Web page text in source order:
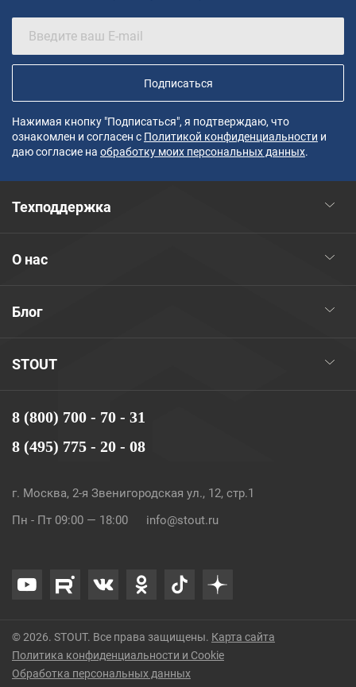
Подписаться
Нажимая кнопку "Подписаться", я подтверждаю, что
ознакомлен и согласен с Политикой конфиденциальности и
даю согласие на обработку моих персональных данных.
8 (800) 700 - 70 - 31
8 (495) 775 - 20 - 08
г. Москва, 2-я Звенигородская ул., 12, стр.1
Пн - Пт 09:00 — 18:00
info@stout.ru
STOUT
Блог
О нас
Техподдержка
© 2026. STOUT. Все права защищены. Карта сайта
Политика конфиденциальности и Cookie
Обработка персональных данных